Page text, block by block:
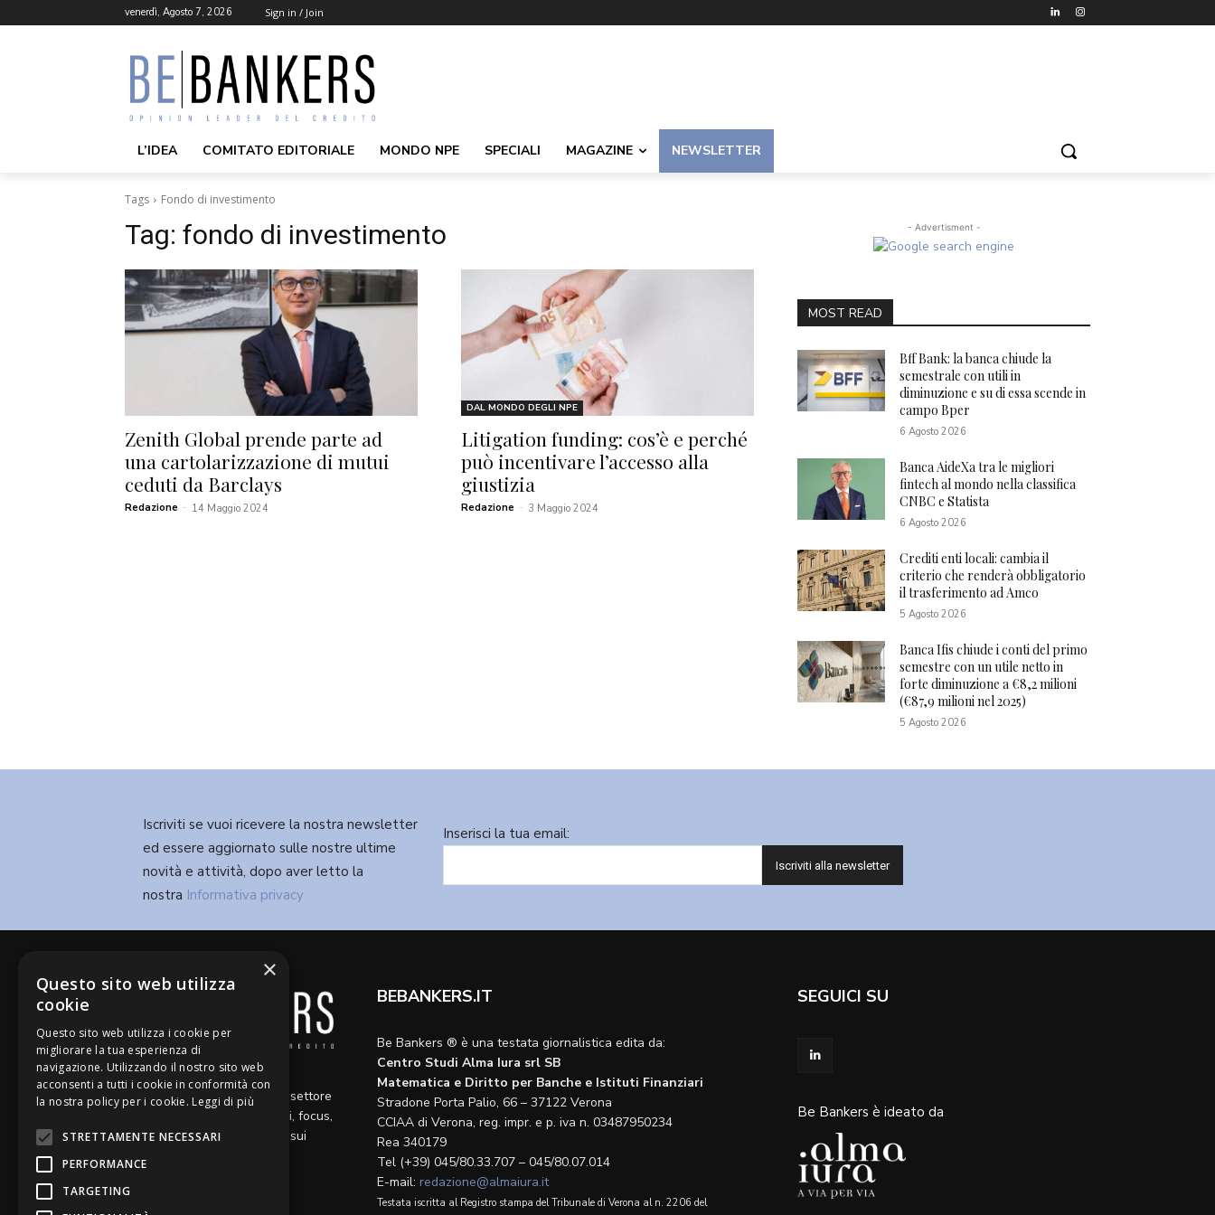
venerdì, Agosto 7, 2026 Sign in / Join
L’IDEA COMITATO EDITORIALE MONDO NPE SPECIALI MAGAZINE NEWSLETTER
Tags Fondo di investimento
Tag: fondo di investimento
Zenith Global prende parte ad
una cartolarizzazione di mutui
ceduti da Barclays
Redazione - 14 Maggio 2024
DAL MONDO DEGLI NPE
Litigation funding: cos’è e perché
può incentivare l’accesso alla
giustizia
Redazione - 3 Maggio 2024
- Advertisment -
MOST READ
Bff Bank: la banca chiude la
semestrale con utili in
diminuzione e su di essa scende in
campo Bper
6 Agosto 2026
Banca AideXa tra le migliori
fintech al mondo nella classifica
CNBC e Statista
6 Agosto 2026
Crediti enti locali: cambia il
criterio che renderà obbligatorio
il trasferimento ad Amco
5 Agosto 2026
Banca Ifis chiude i conti del primo
semestre con un utile netto in
forte diminuzione a €8,2 milioni
(€87,9 milioni nel 2025)
5 Agosto 2026
Iscriviti se vuoi ricevere la nostra newsletter
ed essere aggiornato sulle nostre ultime
novità e attività, dopo aver letto la
nostra Informativa privacy
Inserisci la tua email:
Diamo voce a riflessioni,
aggiornamenti e opinioni sul settore
del credito, ospitando articoli, focus,
approfondimenti e interviste sui
BEBANKERS.IT
Be Bankers ® è una testata giornalistica edita da:
Centro Studi Alma Iura srl SB
Matematica e Diritto per Banche e Istituti Finanziari
Stradone Porta Palio, 66 – 37122 Verona
CCIAA di Verona, reg. impr. e p. iva n. 03487950234
Rea 340179
Tel (+39) 045/80.33.707 – 045/80.07.014
E-mail: redazione@almaiura.it
Testata iscritta al Registro stampa del Tribunale di Verona al n. 2206 del
SEGUICI SU
Be Bankers è ideato da
×
Questo sito web utilizza
cookie
Questo sito web utilizza i cookie per
migliorare la tua esperienza di
navigazione. Utilizzando il nostro sito web
acconsenti a tutti i cookie in conformità con
la nostra policy per i cookie. Leggi di più
STRETTAMENTE NECESSARI
PERFORMANCE
TARGETING